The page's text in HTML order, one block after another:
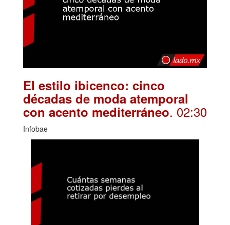
El estilo ibicenco: cinco
décadas de moda atemporal
con acento mediterráneo. 02:30
Infobae